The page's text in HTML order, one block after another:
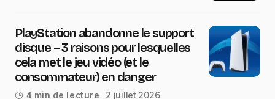
PlayStation abandonne le support
disque – 3 raisons pour lesquelles
cela met le jeu vidéo (et le
consommateur) en danger
4 min de lecture 2 juillet 2026